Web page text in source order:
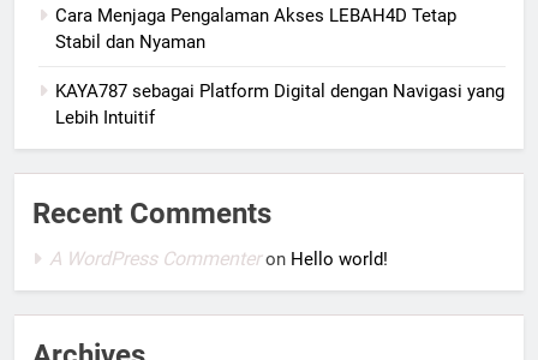
Cara Menjaga Pengalaman Akses LEBAH4D Tetap
Stabil dan Nyaman
KAYA787 sebagai Platform Digital dengan Navigasi yang
Lebih Intuitif
Recent Comments
A WordPress Commenteron Hello world!